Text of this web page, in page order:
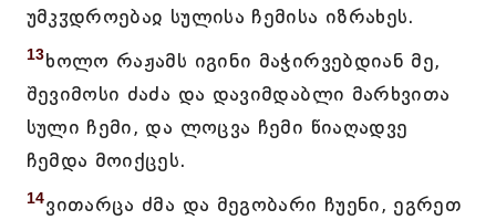
უმკჳდროებაჲ სულისა ჩემისა იზრახეს.
13ხოლო რაჟამს იგინი მაჭირვებდიან მე,
შევიმოსი ძაძა და დავიმდაბლი მარხვითა
სული ჩემი, და ლოცვა ჩემი წიაღადვე
ჩემდა მოიქცეს.
14ვითარცა ძმა და მეგობარი ჩუენი, ეგრეთ